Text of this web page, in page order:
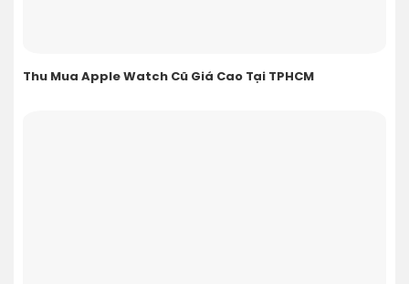
Thu Mua Apple Watch Cũ Giá Cao Tại TPHCM